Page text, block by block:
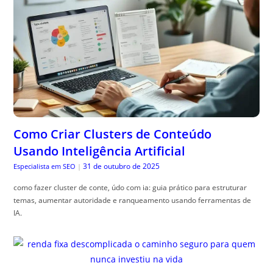
Como Criar Clusters de Conteúdo
Usando Inteligência Artificial
Especialista em SEO | 31 de outubro de 2025
como fazer cluster de conte, údo com ia: guia prático para estruturar
temas, aumentar autoridade e ranqueamento usando ferramentas de
IA.